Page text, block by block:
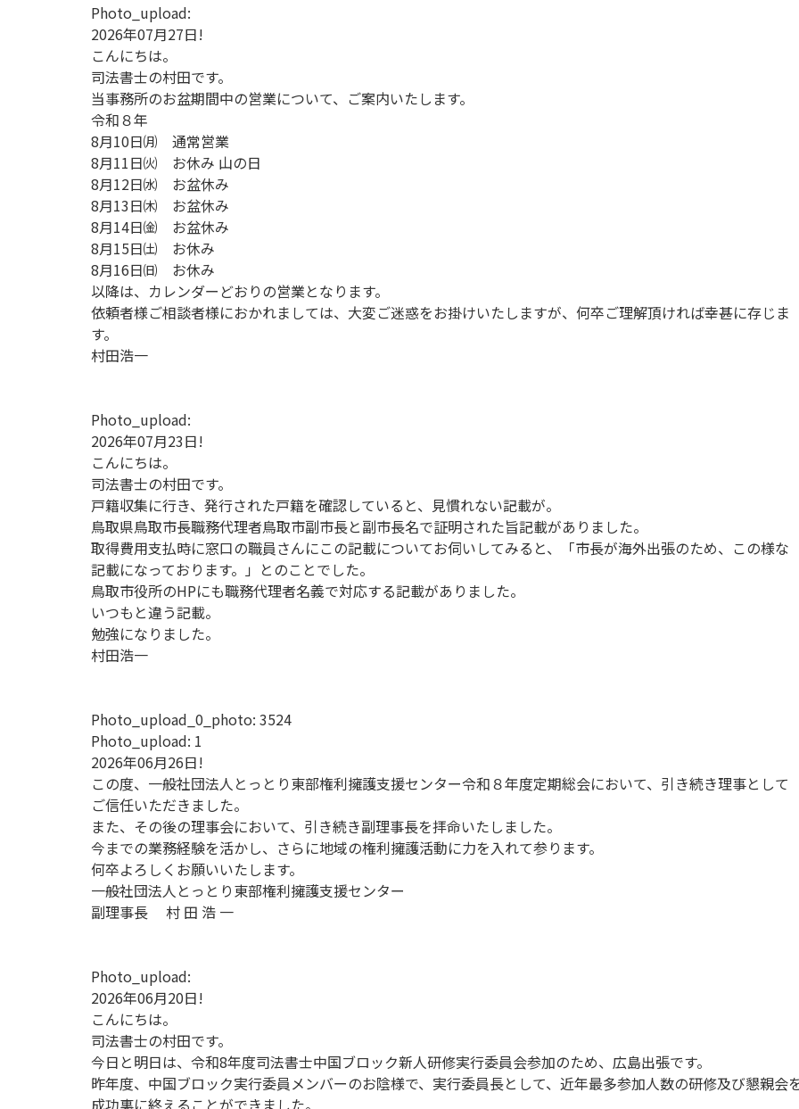
Photo_upload:
2026年07月27日!
こんにちは。
司法書士の村田です。
当事務所のお盆期間中の営業について、ご案内いたします。
令和８年
8月10日㈪ 通常営業
8月11日㈫ お休み 山の日
8月12日㈬ お盆休み
8月13日㈭ お盆休み
8月14日㈮ お盆休み
8月15日㈯ お休み
8月16日㈰ お休み
以降は、カレンダーどおりの営業となります。
依頼者様ご相談者様におかれましては、大変ご迷惑をお掛けいたしますが、何卒ご理解頂ければ幸甚に存じま
す。
村田浩一
Photo_upload:
2026年07月23日!
こんにちは。
司法書士の村田です。
戸籍収集に行き、発行された戸籍を確認していると、見慣れない記載が。
鳥取県鳥取市長職務代理者鳥取市副市長と副市長名で証明された旨記載がありました。
取得費用支払時に窓口の職員さんにこの記載についてお伺いしてみると、「市長が海外出張のため、この様な
記載になっております。」とのことでした。
鳥取市役所のHPにも職務代理者名義で対応する記載がありました。
いつもと違う記載。
勉強になりました。
村田浩一
Photo_upload_0_photo: 3524
Photo_upload: 1
2026年06月26日!
この度、一般社団法人とっとり東部権利擁護支援センター令和８年度定期総会において、引き続き理事として
ご信任いただきました。
また、その後の理事会において、引き続き副理事長を拝命いたしました。
今までの業務経験を活かし、さらに地域の権利擁護活動に力を入れて参ります。
何卒よろしくお願いいたします。
一般社団法人とっとり東部権利擁護支援センター
副理事長 村 田 浩 一
Photo_upload:
2026年06月20日!
こんにちは。
司法書士の村田です。
今日と明日は、令和8年度司法書士中国ブロック新人研修実行委員会参加のため、広島出張です。
昨年度、中国ブロック実行委員メンバーのお陰様で、実行委員長として、近年最多参加人数の研修及び懇親会
成功裏に終えることができました。